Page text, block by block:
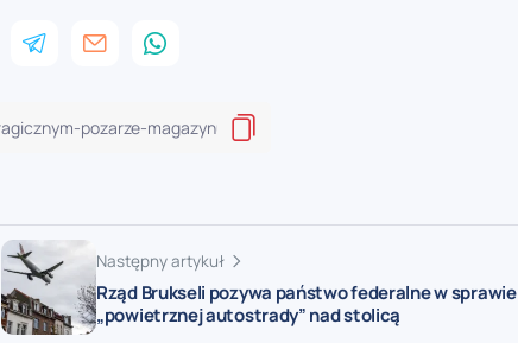
Następny artykuł
Rząd Brukseli pozywa państwo federalne w sprawie
„powietrznej autostrady” nad stolicą